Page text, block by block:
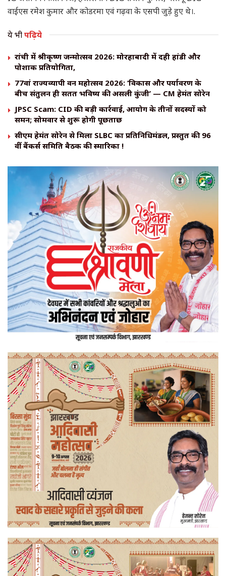
वाईएस रमेश कुमार और कोडरमा एवं गढ़वा के एसपी जुड़े हुए थे।.
ये भीपढ़िये
रांची में श्रीकृष्ण जन्मोत्सव 2026: मोरहाबादी में दही हांडी और
पोशाक प्रतियोगिता,
77वां राज्यव्यापी वन महोत्सव 2026: ‘विकास और पर्यावरण के
बीच संतुलन ही सतत भविष्य की असली कुंजी’ — CM हेमंत सोरेन
JPSC Scam: CID की बड़ी कार्रवाई, आयोग के तीनों सदस्यों को
समन; सोमवार से शुरू होगी पूछताछ
सीएम हेमंत सोरेन से मिला SLBC का प्रतिनिधिमंडल, प्रस्तुत की 96
वीं बैंकर्स समिति बैठक की स्मारिका !